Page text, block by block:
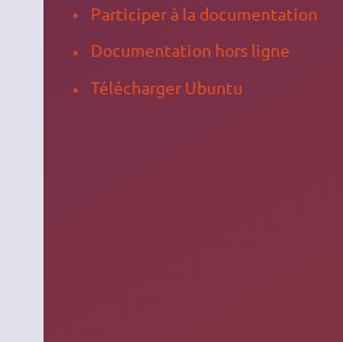
Participer à la documentation
Documentation hors ligne
Télécharger Ubuntu